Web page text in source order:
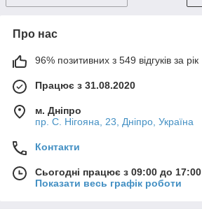
Про нас
96% позитивних з 549 відгуків за рік
Працює з 31.08.2020
м. Дніпро
пр. С. Нігояна, 23, Дніпро, Україна
Контакти
Сьогодні працює з 09:00 до 17:00
Показати весь графік роботи